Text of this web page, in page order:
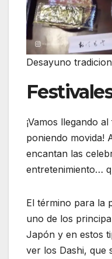
Desayuno
¡Vamos llegando
poniendo movida!
encantan las
entretenimiento…
El término para la
uno de los
Japón y en estos
ver los Dashi, que